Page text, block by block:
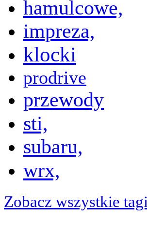
hamulcowe,
impreza,
klocki
prodrive
przewody
sti,
subaru,
wrx,
Zobacz wszystkie tagi